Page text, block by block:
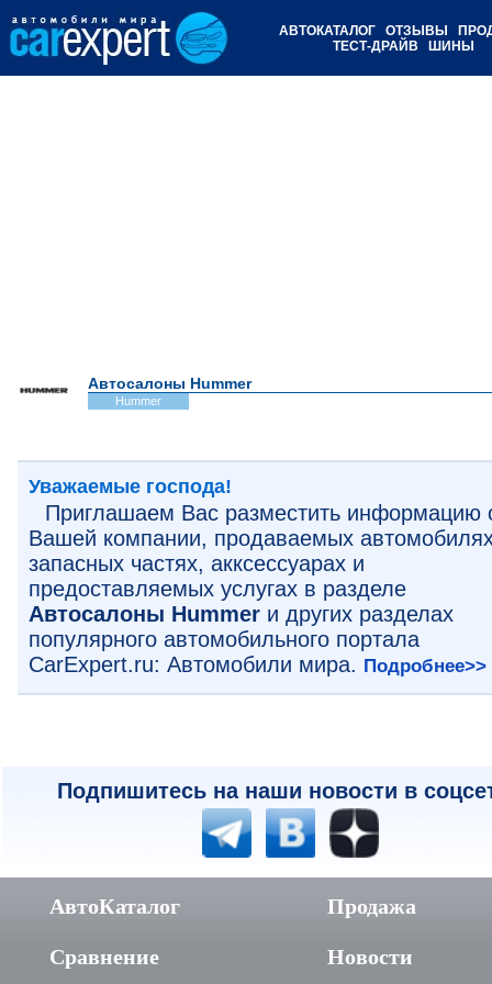
АВТОКАТАЛОГ ОТЗЫВЫ
ТЕСТ-ДРАЙВ
ШИНЫ
Автосалоны Hummer
Hummer
Уважаемые господа!
Приглашаем Вас разместить информацию
Вашей компании, продаваемых
запасных частях, акксессуарах и
предоставляемых услугах в разделе
Автосалоны Hummer и других разделах
популярного автомобильного портала
CarExpert.ru: Автомобили мира. Подробнее>>
Подпишитесь на наши новости в
АвтоКаталог
Сравнение
Продажа
Новости